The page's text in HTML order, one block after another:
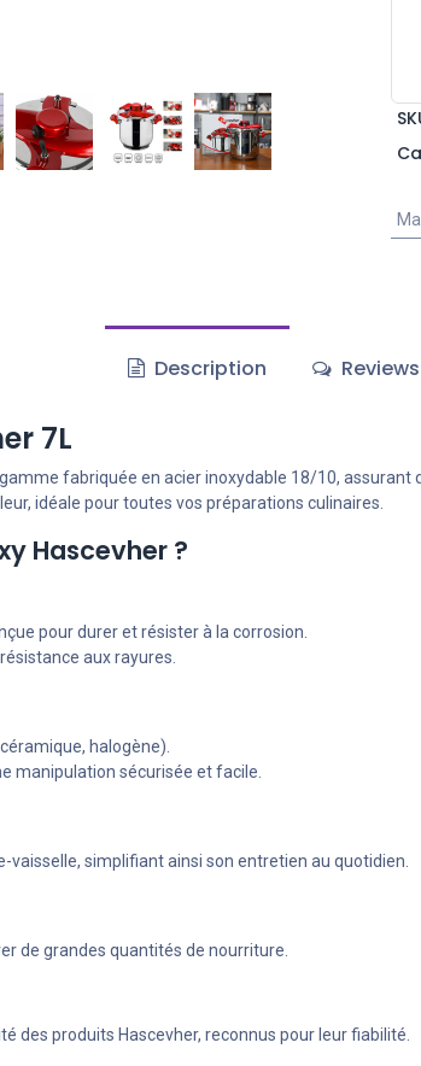
Description
7L
fabriquée en acier inoxydable 18/10,
idéale pour toutes vos préparations culinaires.
Hascevher ?
pour durer et résister à la corrosion.
aux rayures.
halogène).
manipulation sécurisée et facile.
simplifiant ainsi son entretien au quotidien.
de grandes quantités de nourriture.
des produits Hascevher, reconnus pour leur fiabilité.